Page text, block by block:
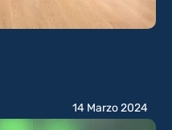
14 Marzo 2024